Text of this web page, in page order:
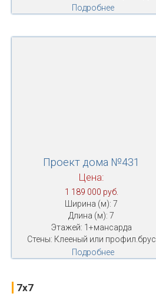
Подробнее
Проект дома №431
Цена:
1 189 000 руб.
Ширина (м): 7
Длина (м): 7
Этажей: 1+мансарда
Стены: Клееный или профил.брус
Подробнее
7x7